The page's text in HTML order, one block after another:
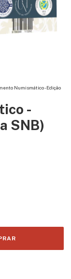
Numismático - Edição
-
SNB)